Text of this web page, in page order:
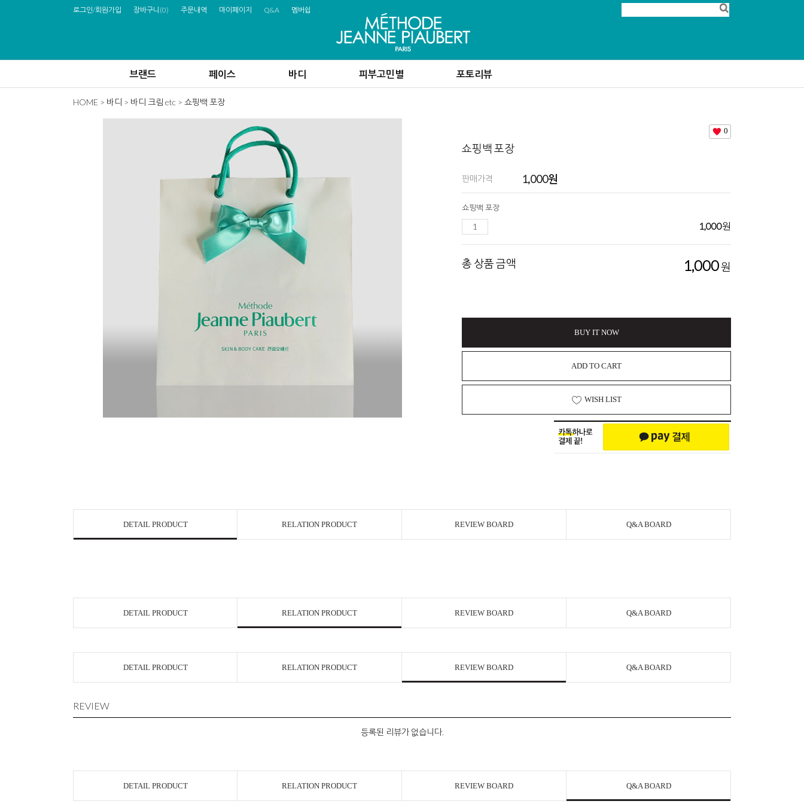
로그인/회원가입 장바구니 (0) 주문내역 마이페이지 Q&A 멤버쉽
브랜드 페이스 바디 피부고민별 포토리뷰
HOME > 바디 > 바디 크림 etc > 쇼핑백 포장
0
쇼핑백 포장
판매가격 1,000원
쇼핑백 포장
1,000원
총 상품 금액 1,000원
BUY IT NOW
ADD TO CART
WISH LIST
DETAIL PRODUCT RELATION PRODUCT REVIEW BOARD Q&A BOARD
DETAIL PRODUCT RELATION PRODUCT REVIEW BOARD Q&A BOARD
DETAIL PRODUCT RELATION PRODUCT REVIEW BOARD Q&A BOARD
REVIEW
등록된 리뷰가 없습니다.
DETAIL PRODUCT RELATION PRODUCT REVIEW BOARD Q&A BOARD